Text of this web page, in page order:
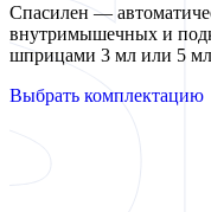
Спасилен —
внутримышечных и
шприцами 3 мл или 5 мл
Выбрать комплектацию